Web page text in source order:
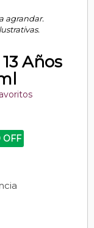
agrandar.
Años
OFF